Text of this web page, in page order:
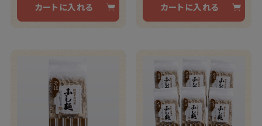
カートに入れる カートに入れる